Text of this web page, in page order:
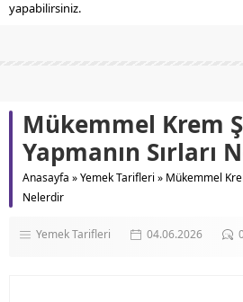
yapabilirsiniz.
Mükemmel Krem
Yapmanın Sırları
Anasayfa »Yemek Tarifleri » Mükemmel
Nelerdir
Yemek Tarifleri 04.06.2026